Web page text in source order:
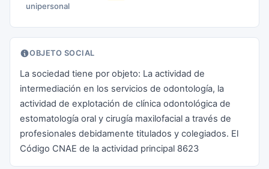
unipersonal
OBJETO SOCIAL
La sociedad tiene por objeto: La actividad de
intermediación en los servicios de odontología, la
actividad de explotación de clínica odontológica de
estomatología oral y cirugía maxilofacial a través de
profesionales debidamente titulados y colegiados. El
Código CNAE de la actividad principal 8623